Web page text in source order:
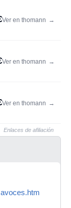
Ver en thomann →
Ver en thomann →
Ver en thomann →
Enlaces de afiliación